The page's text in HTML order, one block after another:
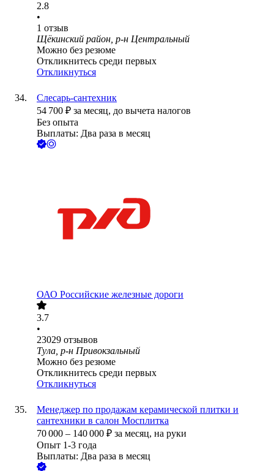
2.8
•
1 отзыв
Щёкинский район, р-н Центральный
Можно без резюме
Откликнитесь среди первых
Откликнуться
Слесарь-сантехник
54 700 ₽ за месяц, до вычета налогов
Без опыта
Выплаты: Два раза в месяц
ОАО Российские железные дороги
3.7
•
23029 отзывов
Тула, р-н Привокзальный
Можно без резюме
Откликнитесь среди первых
Откликнуться
Менеджер по продажам керамической плитки и
сантехники в салон Мосплитка
70 000 – 140 000 ₽ за месяц, на руки
Опыт 1-3 года
Выплаты: Два раза в месяц